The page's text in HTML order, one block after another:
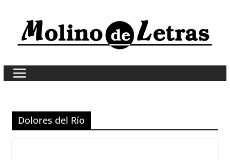
content
Dolores del Río